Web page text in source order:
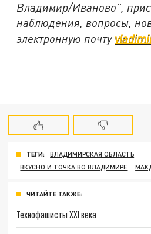
Владимир/Иваново",
наблюдения, вопросы,
электронную почту
ТЕГИ:
ВЛАДИМИРСКАЯ ОБЛАСТЬ
ВКУСНО И ТОЧКА ВО ВЛАДИМИРЕ
ЧИТАЙТЕ ТАКЖЕ:
Технофашисты XXI века